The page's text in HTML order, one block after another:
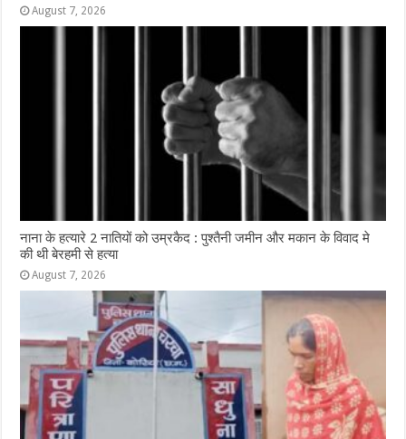
August 7, 2026
नाना के हत्यारे 2 नातियों को उम्रकैद : पुश्तैनी जमीन और मकान के विवाद मे
की थी बेरहमी से हत्या
August 7, 2026